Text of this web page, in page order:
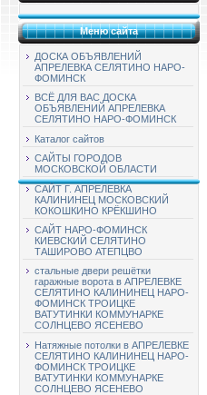
Меню сайта
ДОСКА ОБЪЯВЛЕНИЙ
АПРЕЛЕВКА СЕЛЯТИНО НАРО-
ФОМИНСК
ВСЁ ДЛЯ ВАС ДОСКА
ОБЪЯВЛЕНИЙ АПРЕЛЕВКА
СЕЛЯТИНО НАРО-ФОМИНСК
Каталог сайтов
САЙТЫ ГОРОДОВ
МОСКОВСКОЙ ОБЛАСТИ
САЙТ Г. АПРЕЛЕВКА
КАЛИНИНЕЦ МОСКОВСКИЙ
КОКОШКИНО КРЁКШИНО
САЙТ НАРО-ФОМИНСК
КИЕВСКИЙ СЕЛЯТИНО
ТАШИРОВО АТЕПЦВО
стальные двери решётки
гаражные ворота в АПРЕЛЕВКЕ
СЕЛЯТИНО КАЛИНИНЕЦ НАРО-
ФОМИНСК ТРОИЦКЕ
ВАТУТИНКИ КОММУНАРКЕ
СОЛНЦЕВО ЯСЕНЕВО
Натяжные потолки в АПРЕЛЕВКЕ
СЕЛЯТИНО КАЛИНИНЕЦ НАРО-
ФОМИНСК ТРОИЦКЕ
ВАТУТИНКИ КОММУНАРКЕ
СОЛНЦЕВО ЯСЕНЕВО